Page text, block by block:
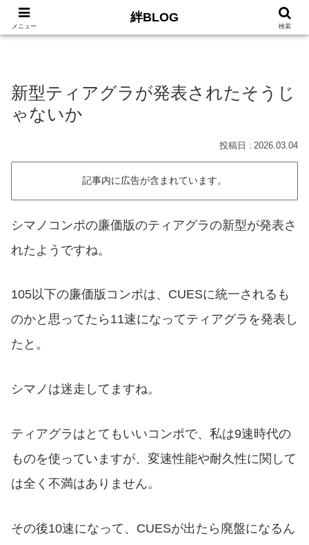
HOME サイトマ
新型ティアグラが発表されたそうじ
ゃないか
2026.03.04
記事内に広告が含まれています。
シマノコンポの廉価版のティアグラの新型が発表さ
れたようですね。
105以下の廉価版コンポは、CUESに統一されるも
のかと思ってたら11速になってティアグラを発表し
たと。
シマノは迷走してますね。
ティアグラはとてもいいコンポで、私は9速時代の
ものを使っていますが、変速性能や耐久性に関して
は全く不満はありません。
その後10速になって、CUESが出たら廃盤になるん
メニュー
絆BLOG
検索